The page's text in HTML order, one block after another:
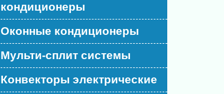
кондиционеры
Оконные кондиционеры
Мульти-сплит системы
Конвекторы электрические